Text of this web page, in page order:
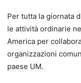
Per tutta la giornata
le attività ordinarie
America per
organizzazioni
paese UM.